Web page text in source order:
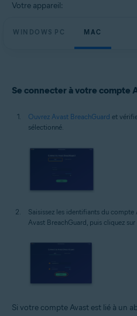
Apple macOS 11.x (Big Sur)
Apple macOS 10.14.x (Mojave)
Votre appareil:
WINDOWS PC MAC
Se connecter à votre compte
Ouvrez Avast BreachGuard et
sélectionné.
Saisissez les identifiants du
Avast BreachGuard, puis cliquez sur
Si votre compte Avast est lié à un